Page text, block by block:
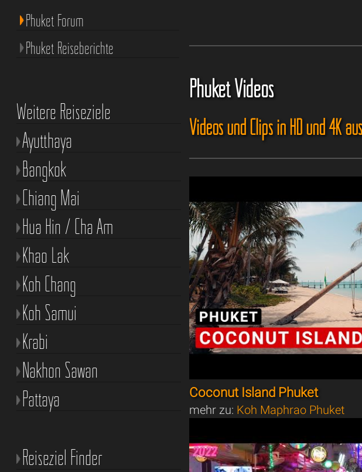
Phuket Videos
Videos und Clips in HD und 4K
Coconut Island Phuket
mehr zu: Koh Maphrao Phuket
Phuket Forum
Phuket Reiseberichte
Weitere Reiseziele
Ayutthaya
Bangkok
Chiang Mai
Hua Hin / Cha Am
Khao Lak
Koh Chang
Koh Samui
Krabi
Nakhon Sawan
Pattaya
Reiseziel Finder